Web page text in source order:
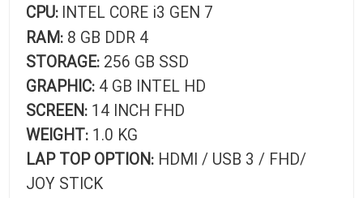
CPU: INTEL CORE i3 GEN 7
RAM: 8 GB DDR 4
STORAGE: 256 GB SSD
GRAPHIC: 4 GB INTEL HD
SCREEN: 14 INCH FHD
WEIGHT: 1.0 KG
LAP TOP OPTION: HDMI / USB 3 / FHD/
JOY STICK